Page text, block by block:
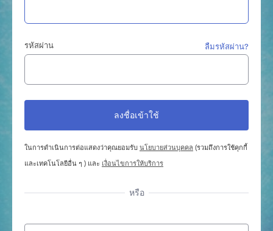
รหัสผ่าน ลืมรหัสผ่าน?
ในการดำเนินการต่อแสดงว่าคุณยอมรับนโยบายส่วนบุคคล (รวมถึงการใช้คุกกี้
และเทคโนโลยีอื่น ๆ ) และ เงื่อนไขการให้บริการ
หรือ